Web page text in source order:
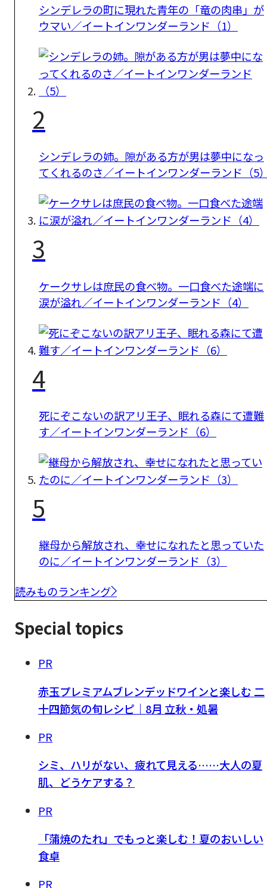
シンデレラの町に現れた青年の「竜の肉串」が
ウマい／イートインワンダーランド（1）
2
シンデレラの姉。隙がある方が男は夢中になっ
てくれるのさ／イートインワンダーランド（5
3
ケークサレは庶民の食べ物。一口食べた途端に
涙が溢れ／イートインワンダーランド（4）
4
死にぞこないの訳アリ王子、眠れる森にて遭難
す／イートインワンダーランド（6）
5
継母から解放され、幸せになれたと思っていた
のに／イートインワンダーランド（3）
読みものランキング
Special topics
PR
赤玉プレミアムブレンデッドワインと楽しむ 二
十四節気の旬レシピ｜8月 立秋・処暑
PR
シミ、ハリがない、疲れて見える……大人の夏
肌、どうケアする？
PR
「蒲焼のたれ」でもっと楽しむ！夏のおいしい
食卓
PR